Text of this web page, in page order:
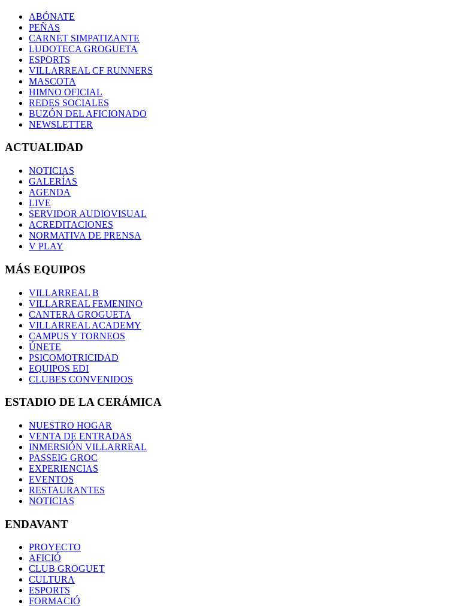
ABÓNATE
PEÑAS
CARNET SIMPATIZANTE
LUDOTECA GROGUETA
ESPORTS
VILLARREAL CF RUNNERS
MASCOTA
HIMNO OFICIAL
REDES SOCIALES
BUZÓN DEL AFICIONADO
NEWSLETTER
ACTUALIDAD
NOTICIAS
GALERÍAS
AGENDA
LIVE
SERVIDOR AUDIOVISUAL
ACREDITACIONES
NORMATIVA DE PRENSA
V PLAY
MÁS EQUIPOS
VILLARREAL B
VILLARREAL FEMENINO
CANTERA GROGUETA
VILLARREAL ACADEMY
CAMPUS Y TORNEOS
ÚNETE
PSICOMOTRICIDAD
EQUIPOS EDI
CLUBES CONVENIDOS
ESTADIO DE LA CERÁMICA
NUESTRO HOGAR
VENTA DE ENTRADAS
INMERSIÓN VILLARREAL
PASSEIG GROC
EXPERIENCIAS
EVENTOS
RESTAURANTES
NOTICIAS
ENDAVANT
PROYECTO
AFICIÓ
CLUB GROGUET
CULTURA
ESPORTS
FORMACIÓ